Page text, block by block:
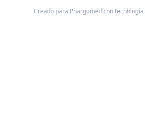
Creado para Phargomed con tecnología